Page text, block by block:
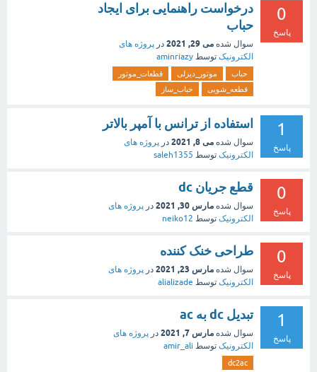
0
پاسخ
درخواست راهنمایی برای ایجاد
حباب
سوال شده می 29, 2021 در پروژه های
الکترونیک توسط aminriazy
حباب موتور_دیزلی
قطعات_موتور
قطعه_شویی
حباب_ساز
1
پاسخ
استفاده از ترانس با آمپر بالاتر
سوال شده می 8, 2021 در پروژه های
الکترونیک توسط saleh1355
0
پاسخ
قطع جریان dc
سوال شده مارس 30, 2021 در پروژه های
الکترونیک توسط neiko12
0
پاسخ
طراحی خنک کننده
سوال شده مارس 23, 2021 در پروژه های
الکترونیک توسط alializade
1
پاسخ
تبدیل dc به ac
سوال شده مارس 7, 2021 در پروژه های
الکترونیک توسط amir_ali
dc2ac